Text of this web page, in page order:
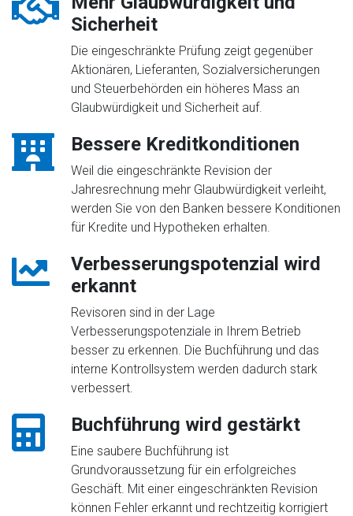
Sicherheit
Die eingeschränkte Prüfung zeigt gegenüber
Aktionären, Lieferanten, Sozialversicherungen
und Steuerbehörden ein höheres Mass an
Glaubwürdigkeit und Sicherheit auf.
Bessere Kreditkonditionen
Weil die eingeschränkte Revision der
Jahresrechnung mehr Glaubwürdigkeit verleiht,
werden Sie von den Banken bessere Konditionen
für Kredite und Hypotheken erhalten.
Verbesserungspotenzial wird
erkannt
Revisoren sind in der Lage
Verbesserungspotenziale in Ihrem Betrieb
besser zu erkennen. Die Buchführung und das
interne Kontrollsystem werden dadurch stark
verbessert.
Buchführung wird gestärkt
Eine saubere Buchführung ist
Grundvoraussetzung für ein erfolgreiches
Geschäft. Mit einer eingeschränkten Revision
können Fehler erkannt und rechtzeitig korrigiert